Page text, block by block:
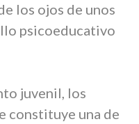
los ojos de unos
psicoeducativo
juvenil, los
constituye una de